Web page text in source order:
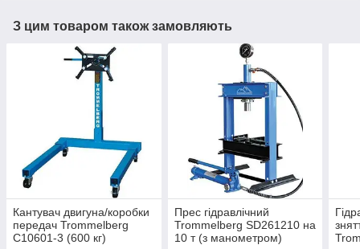
З цим товаром також замовляють
Кантувач двигуна/коробки
передач Trommelberg
C10601-3 (600 кг)
Прес гідравлічний
Trommelberg SD261210 на
10 т (з манометром)